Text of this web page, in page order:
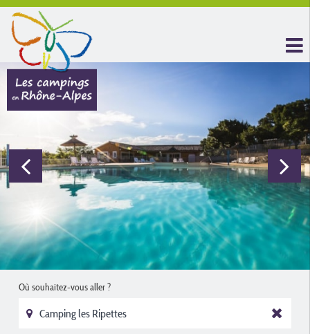
Où souhaitez-vous aller ?